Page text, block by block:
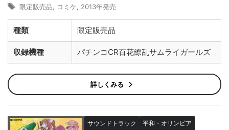
限定販売品 コミケ 2013年発売
種類 限定販売品
収録機種 パチンコCR百花繚乱サムライガールズ
詳しくみる
サウンドトラック 平和・オリンピア